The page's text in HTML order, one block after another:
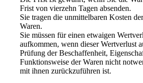
Frist von vierzehn Tagen absenden.
Sie tragen die unmittelbaren Kosten
Waren.
Sie müssen für einen etwaigen
aufkommen, wenn dieser Wertverlust
Prüfung der Beschaffenheit,
Funktionsweise der Waren nicht
mit ihnen zurückzuführen ist.